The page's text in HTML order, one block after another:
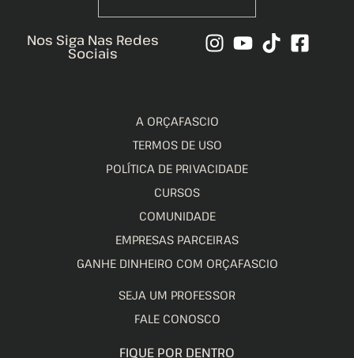
Nos Siga Nas Redes
Sociais
A ORÇAFASCIO
TERMOS DE USO
POLÍTICA DE PRIVACIDADE
CURSOS
COMUNIDADE
EMPRESAS PARCEIRAS
GANHE DINHEIRO COM ORÇAFASCIO
SEJA UM PROFESSOR
FALE CONOSCO
FIQUE POR DENTRO